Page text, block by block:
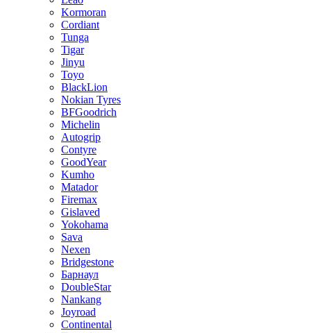
Kormoran
Cordiant
Tunga
Tigar
Jinyu
Toyo
BlackLion
Nokian Tyres
BFGoodrich
Michelin
Autogrip
Contyre
GoodYear
Kumho
Matador
Firemax
Gislaved
Yokohama
Sava
Nexen
Bridgestone
Барнаул
DoubleStar
Nankang
Joyroad
Continental